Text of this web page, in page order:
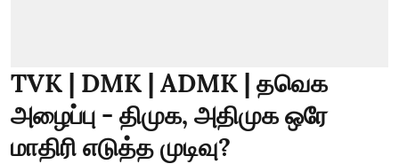
TVK | DMK | ADMK | தவெக
அழைப்பு - திமுக, அதிமுக ஒரே
மாதிரி எடுத்த முடிவு?